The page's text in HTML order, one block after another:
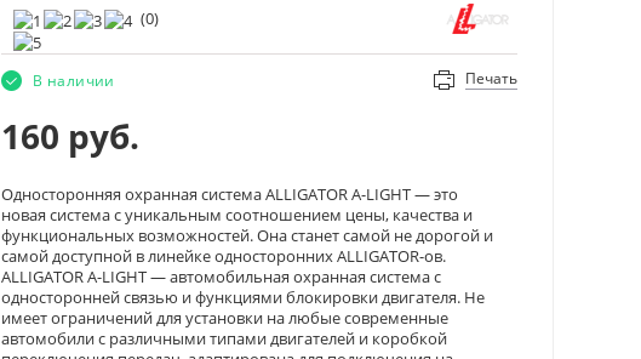
(0)
Печать
В наличии
160 руб.
Односторонняя охранная система ALLIGATOR A-LIGHT — это
новая система с уникальным соотношением цены, качества и
функциональных возможностей. Она станет самой не дорогой и
самой доступной в линейке односторонних ALLIGATOR-ов.
ALLIGATOR A-LIGHT — автомобильная охранная система с
односторонней связью и функциями блокировки двигателя. Не
имеет ограничений для установки на любые современные
автомобили с различными типами двигателей и коробкой